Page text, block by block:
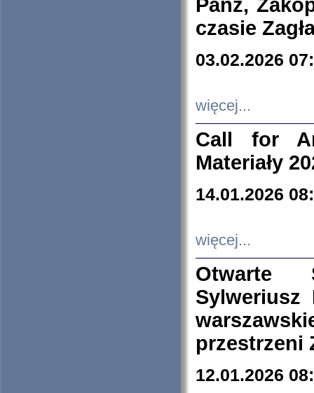
Panz,
czasie
03.02.2026
więcej...
Call for
Materiały
14.01.2026
więcej...
Otwarte
Sylweriusz
przestrzeni
12.01.2026